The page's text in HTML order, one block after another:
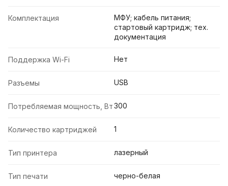
Комплектация
МФУ; кабель питания;
стартовый картридж; тех.
документация
Поддержка Wi-Fi Нет
Разъемы USB
Потребляемая мощность, Вт300
Количество картриджей 1
Тип принтера лазерный
Тип печати черно-белая